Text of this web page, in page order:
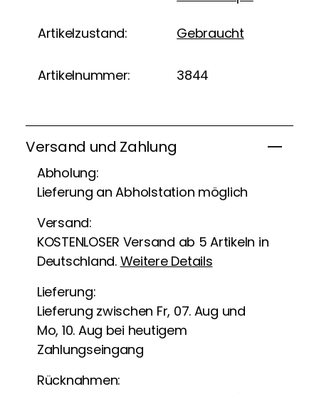
Artikelzustand: Gebraucht
Artikelnummer: 3844
Versand und Zahlung
Abholung:
Lieferung an Abholstation möglich
Versand:
KOSTENLOSER Versand ab 5 Artikeln in
Deutschland. Weitere Details
Lieferung:
Lieferung zwischen Fr, 07. Aug und
Mo, 10. Aug bei heutigem
Zahlungseingang
Rücknahmen: